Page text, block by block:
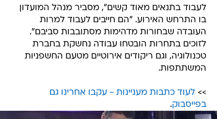
לעבוד בתנאים מאוד קשים", מסביר מנהל המועדון
בו התרחש האירוע. "הם חייבים לעבוד למרות
העובדה שבחורות מדהימות מסתובבות סביבם".
לזוכים בתחרות הובטחו עבודה נחשקת בחברת
טכנולוגיה, וגם ריקודים אירוטיים מטעם החשפניות
המשתתפות.
>>לעוד כתבות מעניינות - עקבו אחרינו גם
בפייסבוק.